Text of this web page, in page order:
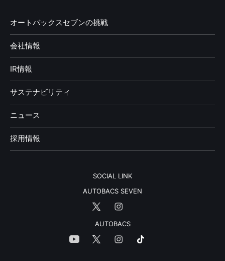
オートバックスセブンの挑戦
会社情報
IR情報
サステナビリティ
ニュース
採用情報
SOCIAL LINK
AUTOBACS SEVEN
AUTOBACS